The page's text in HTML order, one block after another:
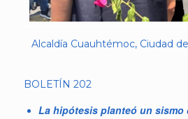
Alcaldía Cuauhtémoc, Ciudad
BOLETÍN 202
La hipótesis planteó un sismo